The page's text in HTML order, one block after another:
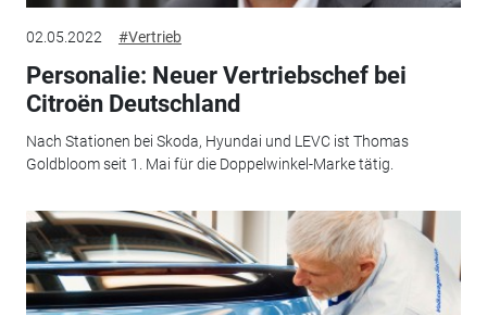
02.05.2022 #Vertrieb
Personalie: Neuer Vertriebschef bei
Citroën Deutschland
Nach Stationen bei Skoda, Hyundai und LEVC ist Thomas
Goldbloom seit 1. Mai für die Doppelwinkel-Marke tätig.